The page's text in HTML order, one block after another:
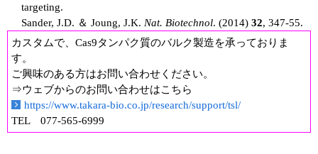
targeting.
Sander, J.D. ＆ Joung, J.K. Nat. Biotechnol. (2014) 32, 347-55.
カスタムで、Cas9タンパク質のバルク製造を承っておりま
す。
ご興味のある方はお問い合わせください。
⇒ウェブからのお問い合わせはこちら
https://www.takara-bio.co.jp/research/support/tsl/
TEL 077-565-6999